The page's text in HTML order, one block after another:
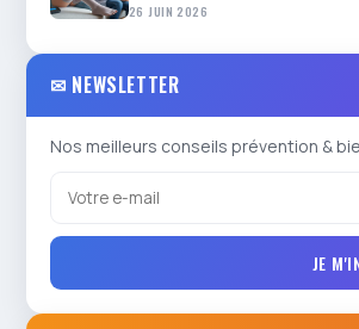
26 JUIN 2026
✉ NEWSLETTER
Nos meilleurs conseils prévention &
JE